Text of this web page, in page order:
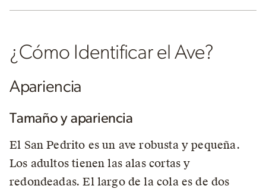
¿Cómo Identificar el Ave?
Apariencia
Tamaño y apariencia
El San Pedrito es un ave robusta y pequeña.
Los adultos tienen las alas cortas y
redondeadas. El largo de la cola es de dos